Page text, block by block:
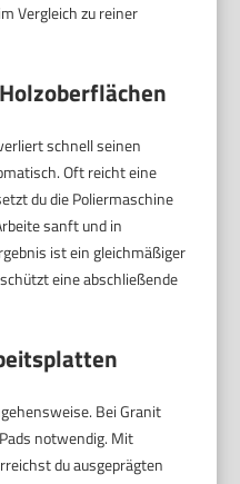
Vergleich zu reiner
schnell seinen
Oft reicht eine
du die Poliermaschine
sanft und in
ist ein gleichmäßiger
eine abschließende
Bei Granit
notwendig. Mit
du ausgeprägten